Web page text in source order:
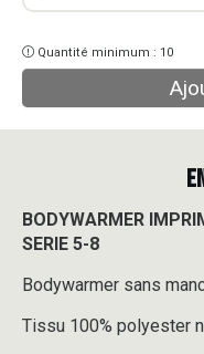
Quantité minimum : 10
BODYWARMER
SERIE 5-8
Bodywarmer sans
Tissu 100% polyester